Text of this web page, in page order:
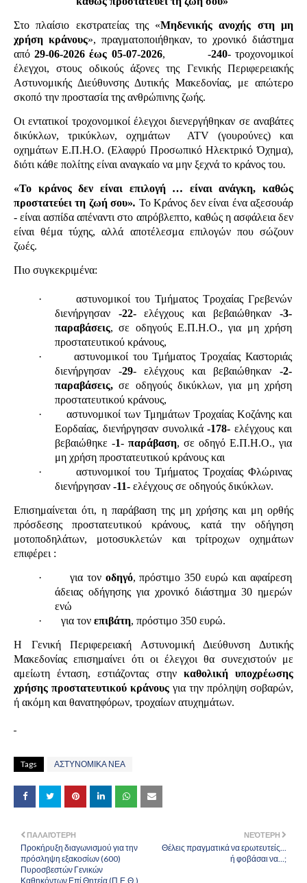
Στο πλαίσιο εκστρατείας της «Μηδενικής ανοχής στη μη
χρήση κράνους», πραγματοποιήθηκαν, το χρονικό διάστημα
από29-06-2026 έως 05-07-2026, -240- τροχονομικοί
έλεγχοι, στους οδικούς άξονες της Γενικής Περιφερειακής
Αστυνομικής Διεύθυνσης Δυτικής Μακεδονίας, με απώτερο
σκοπό την προστασία της ανθρώπινης ζωής.
Οι εντατικοί τροχονομικοί έλεγχοι διενεργήθηκαν σε αναβάτες
δικύκλων, τρικύκλων, οχημάτων
ATV
(γουρούνες) και
οχημάτων Ε.Π.Η.Ο. (Ελαφρύ Προσωπικό Ηλεκτρικό Όχημα),
διότι κάθε πολίτης είναι αναγκαίο να μην ξεχνά το κράνος του.
«Το κράνος δεν είναι επιλογή … είναι ανάγκη, καθώς
προστατεύει τη ζωή σου». Το Κράνος δεν είναι ένα αξεσουάρ
- είναι ασπίδα απέναντι στο απρόβλεπτο, καθώς η ασφάλεια δεν
είναι θέμα τύχης, αλλά αποτέλεσμα επιλογών που σώζουν
ζωές.
Πιο συγκεκριμένα:
·
αστυνομικοί του Τμήματος Τροχαίας Γρεβενών
διενήργησαν -22-ελέγχους και βεβαιώθηκαν -3-
παραβάσεις, σε οδηγούς Ε.Π.Η.Ο., για μη χρήση
προστατευτικού κράνους,
·
αστυνομικοί του Τμήματος Τροχαίας Καστοριάς
διενήργησαν -29- ελέγχους και βεβαιώθηκαν -2-
παραβάσεις,σε οδηγούς δικύκλων, για μη χρήση
προστατευτικού κράνους,
·
αστυνομικοί των Τμημάτων Τροχαίας Κοζάνης και
Εορδαίας, διενήργησαν συνολικά-178- ελέγχους και
βεβαιώθηκε -1- παράβαση, σε οδηγό Ε.Π.Η.Ο., για
μη χρήση προστατευτικού κράνους και
·
αστυνομικοί του Τμήματος Τροχαίας Φλώρινας
διενήργησαν -11- ελέγχους σε οδηγούς δικύκλων.
Επισημαίνεται ότι, η παράβαση της μη χρήσης και μη ορθής
πρόσδεσης προστατευτικού κράνους, κατά την οδήγηση
μοτοποδηλάτων, μοτοσυκλετών και τρίτροχων οχημάτων
επιφέρει :
· για τον οδηγό, πρόστιμο 350 ευρώ και αφαίρεση
άδειας οδήγησης για χρονικό διάστημα 30 ημερών
ενώ
·
για τον επιβάτη, πρόστιμο 350 ευρώ.
Η Γενική Περιφερειακή Αστυνομική Διεύθυνση Δυτικής
Μακεδονίας επισημαίνει ότι οι έλεγχοι θα συνεχιστούν με
αμείωτη ένταση, εστιάζοντας στην καθολική υποχρέωσης
χρήσης προστατευτικού κράνους για την πρόληψη σοβαρών,
ή ακόμη και θανατηφόρων, τροχαίων ατυχημάτων.
Tags ΑΣΤΥΝΟΜΙΚΑ ΝΕΑ
ΝΕΌΤΕΡΗ
Θέλεις πραγματικά να ερωτευτείς...
ή φοβάσαι να…;
ΠΑΛΑΙΌΤΕΡΗ
Προκήρυξη διαγωνισμού για την
πρόσληψη εξακοσίων (600)
Πυροσβεστών Γενικών
Καθηκόντων Επί Θητεία (Π.Ε.Θ.)